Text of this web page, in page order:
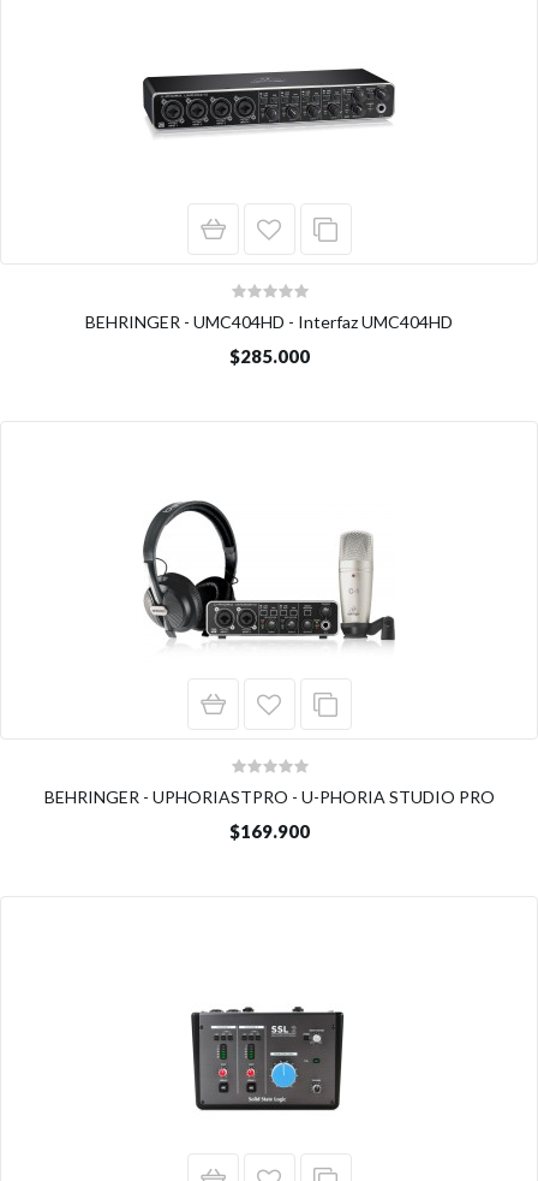
BEHRINGER - UMC404HD - Interfaz UMC404HD
$285.000
BEHRINGER - UPHORIASTPRO - U-PHORIA STUDIO PRO
$169.900